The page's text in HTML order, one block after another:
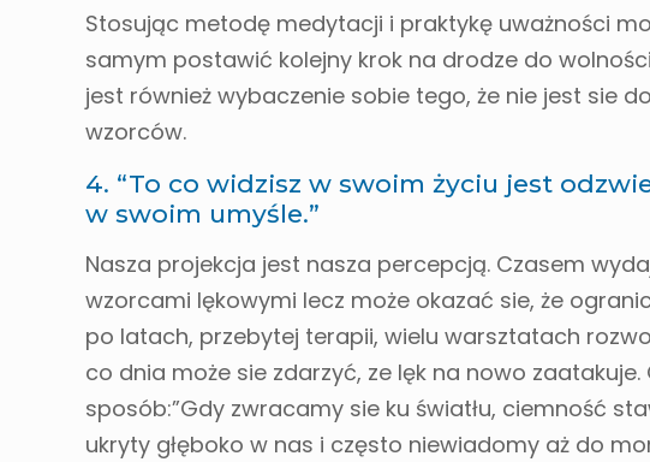
Stosując metodę medytacji i praktykę uważności
samym postawić kolejny krok na drodze do
jest również wybaczenie sobie tego, że nie jest sie
wzorców.
4. “To co widzisz w swoim życiu jest
w swoim umyśle.”
Nasza projekcja jest nasza percepcją. Czasem
wzorcami lękowymi lecz może okazać sie, że
po latach, przebytej terapii, wielu warsztatach
co dnia może sie zdarzyć, ze lęk na nowo
sposób:”Gdy zwracamy sie ku światłu, ciemność
ukryty głęboko w nas i często niewiadomy aż do